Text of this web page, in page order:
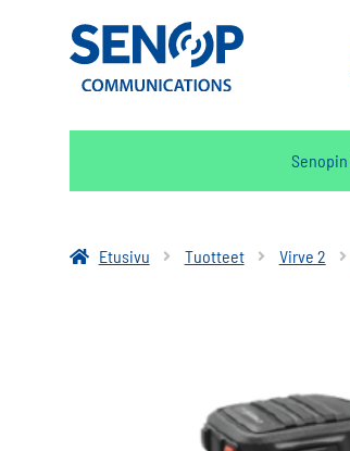
Senopin
Etusivu
Tuotteet Virve 2